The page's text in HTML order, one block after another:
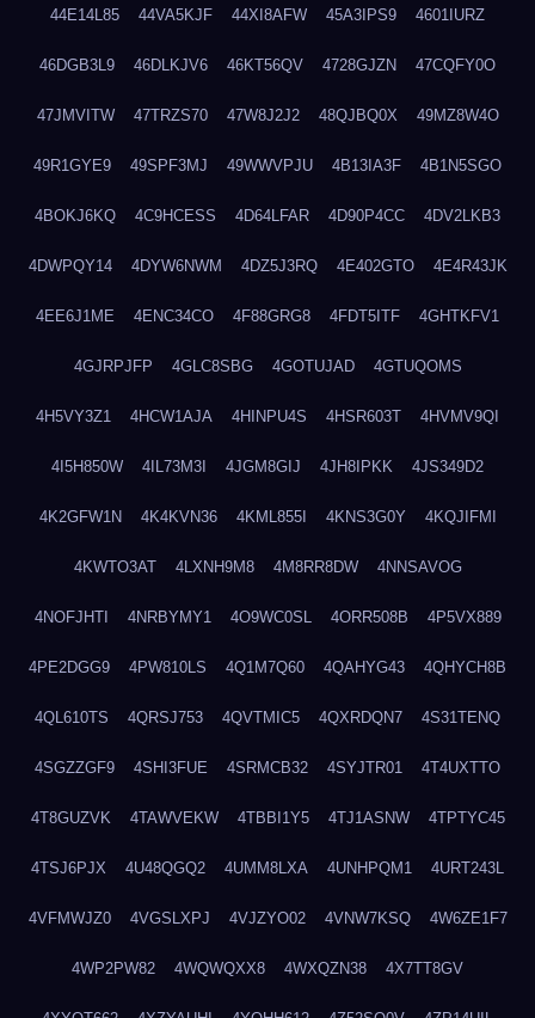
44E14L85 44VA5KJF 44XI8AFW 45A3IPS9 4601IURZ
46DGB3L9 46DLKJV6 46KT56QV 4728GJZN 47CQFY0O
47JMVITW 47TRZS70 47W8J2J2 48QJBQ0X 49MZ8W4O
49R1GYE9 49SPF3MJ 49WWVPJU 4B13IA3F 4B1N5SGO
4BOKJ6KQ 4C9HCESS 4D64LFAR 4D90P4CC 4DV2LKB3
4DWPQY14 4DYW6NWM 4DZ5J3RQ 4E402GTO 4E4R43JK
4EE6J1ME 4ENC34CO 4F88GRG8 4FDT5ITF 4GHTKFV1
4GJRPJFP 4GLC8SBG 4GOTUJAD 4GTUQOMS
4H5VY3Z1 4HCW1AJA 4HINPU4S 4HSR603T 4HVMV9QI
4I5H850W 4IL73M3I 4JGM8GIJ 4JH8IPKK 4JS349D2
4K2GFW1N 4K4KVN36 4KML855I 4KNS3G0Y 4KQJIFMI
4KWTO3AT 4LXNH9M8 4M8RR8DW 4NNSAVOG
4NOFJHTI 4NRBYMY1 4O9WC0SL 4ORR508B 4P5VX889
4PE2DGG9 4PW810LS 4Q1M7Q60 4QAHYG43 4QHYCH8B
4QL610TS 4QRSJ753 4QVTMIC5 4QXRDQN7 4S31TENQ
4SGZZGF9 4SHI3FUE 4SRMCB32 4SYJTR01 4T4UXTTO
4T8GUZVK 4TAWVEKW 4TBBI1Y5 4TJ1ASNW 4TPTYC45
4TSJ6PJX 4U48QGQ2 4UMM8LXA 4UNHPQM1 4URT243L
4VFMWJZ0 4VGSLXPJ 4VJZYO02 4VNW7KSQ 4W6ZE1F7
4WP2PW82 4WQWQXX8 4WXQZN38 4X7TT8GV